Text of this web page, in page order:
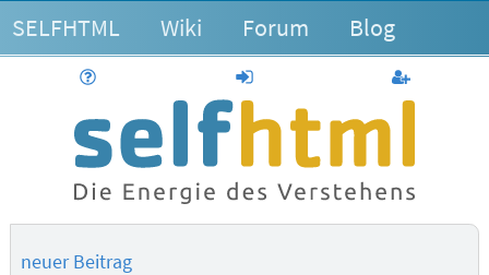
SELFHTML Wiki Forum Blog
anmelden
neuer Beitrag